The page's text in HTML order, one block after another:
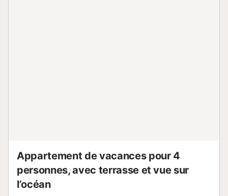
Appartement de vacances pour 4
personnes, avec terrasse et vue sur
l’océan